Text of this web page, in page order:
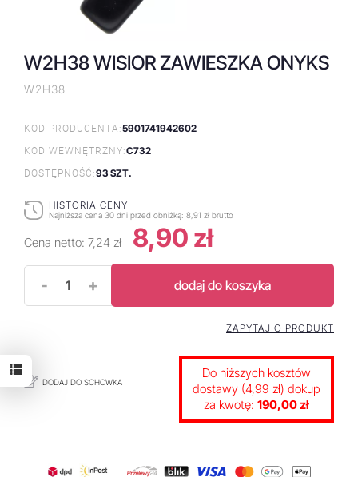
W2H38 WISIOR ZAWIESZKA ONYKS
W2H38
KOD PRODUCENTA:5901741942602
KOD WEWNĘTRZNY:C732
DOSTĘPNOŚĆ:93 SZT.
HISTORIA CENY
Najniższa cena 30 dni przed obniżką: 8,91 zł brutto
Cena netto: 7,24 zł 8,90 zł
- + dodaj do koszyka
DODAJ DO SCHOWKA
ZAPYTAJ O PRODUKT
Do niższych kosztów
dostawy (4,99 zł) dokup
za kwotę: 190,00 zł